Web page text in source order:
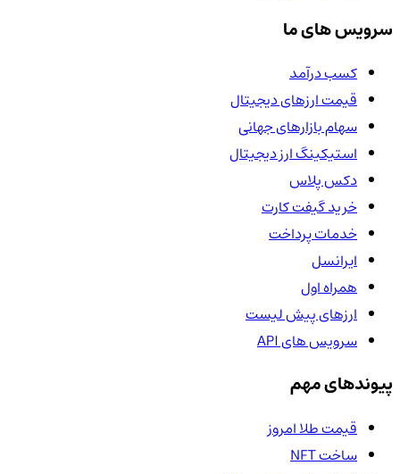
سرویس های ما
کسب درآمد
قیمت ارزهای دیجیتال
سهام بازارهای جهانی
استیکینگ ارز دیجیتال
دکس پلاس
خرید گیفت کارت
خدمات پرداخت
ایرانسل
همراه اول
ارزهای پیش لیست
سرویس های API
پیوندهای مهم
قیمت طلا امروز
ساخت NFT